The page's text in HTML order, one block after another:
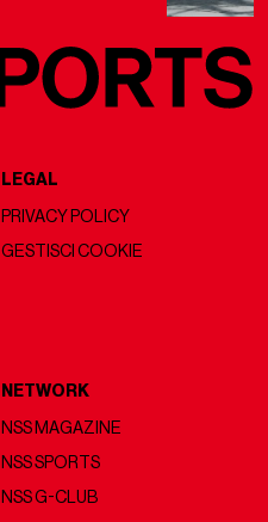
LEGAL
PRIVACY POLICY
GESTISCI COOKIE
NETWORK
NSS MAGAZINE
NSS SPORTS
NSS G-CLUB